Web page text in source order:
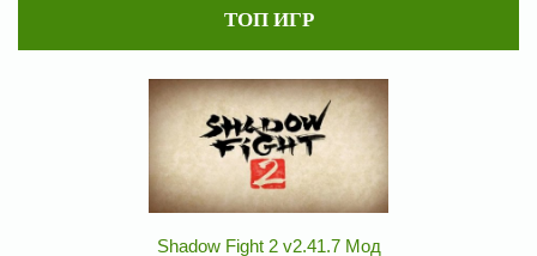
ТОП ИГР
Shadow Fight 2 v2.41.7 Мод